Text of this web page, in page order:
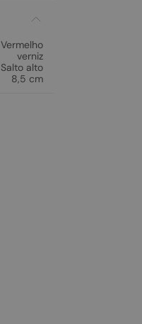
Vermelho
verniz
Salto alto
8,5 cm